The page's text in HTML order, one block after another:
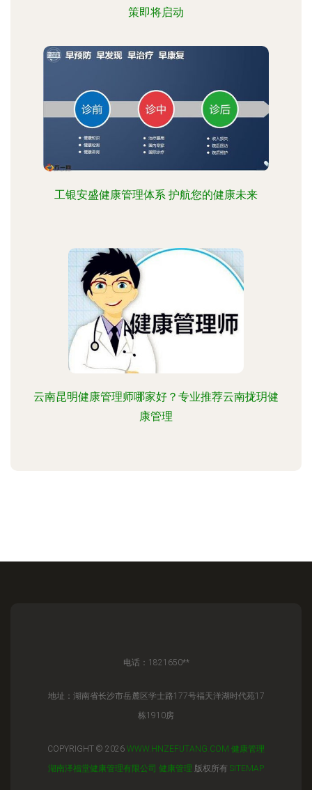
策即将启动
工银安盛健康管理体系 护航您的健康未来
云南昆明健康管理师哪家好？专业推荐云南拢玥健
康管理
电话：1821650**
地址：湖南省长沙市岳麓区学士路177号福天洋湖时代苑17
栋1910房
COPYRIGHT © 2026 WWW.HNZEFUTANG.COM 健康管理
湖南泽福堂健康管理有限公司 健康管理 版权所有 SITEMAP